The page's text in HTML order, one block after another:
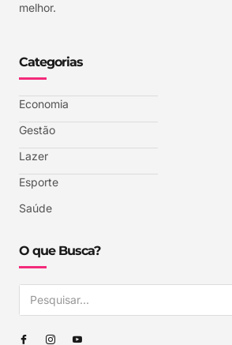
melhor.
Categorias
Economia
Gestão
Lazer
Esporte
Saúde
O que Busca?